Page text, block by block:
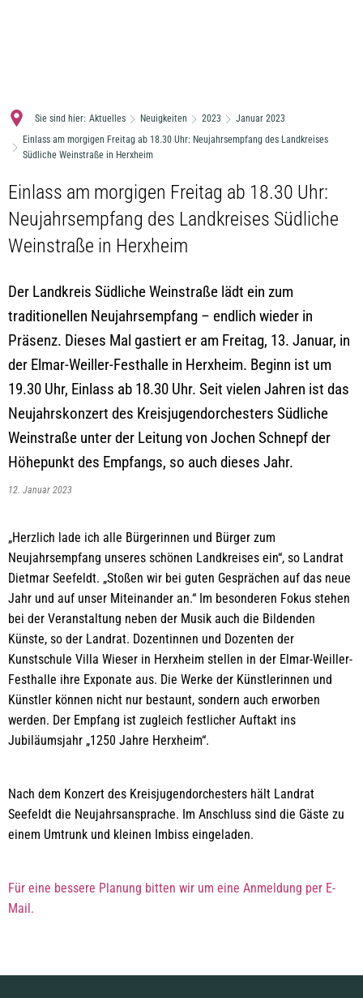
Sie sind hier: Aktuelles Neuigkeiten 2023
Januar 2023
Einlass am morgigen Freitag ab 18.30 Uhr: Neujahrsempfang des Landkreises
Südliche Weinstraße in Herxheim
Einlass am morgigen Freitag ab 18.30 Uhr:
Neujahrsempfang des Landkreises Südliche
Weinstraße in Herxheim
Der Landkreis Südliche Weinstraße lädt ein zum
traditionellen Neujahrsempfang – endlich wieder in
Präsenz. Dieses Mal gastiert er am Freitag, 13. Januar, in
der Elmar-Weiller-Festhalle in Herxheim. Beginn ist um
19.30 Uhr, Einlass ab 18.30 Uhr. Seit vielen Jahren ist das
Neujahrskonzert des Kreisjugendorchesters Südliche
Weinstraße unter der Leitung von Jochen Schnepf der
Höhepunkt des Empfangs, so auch dieses Jahr.
12. Januar 2023
„Herzlich lade ich alle Bürgerinnen und Bürger zum
Neujahrsempfang unseres schönen Landkreises ein“, so Landrat
Dietmar Seefeldt. „Stoßen wir bei guten Gesprächen auf das neue
Jahr und auf unser Miteinander an.“ Im besonderen Fokus stehen
bei der Veranstaltung neben der Musik auch die Bildenden
Künste, so der Landrat. Dozentinnen und Dozenten der
Kunstschule Villa Wieser in Herxheim stellen in der Elmar-Weiller-
Festhalle ihre Exponate aus. Die Werke der Künstlerinnen und
Künstler können nicht nur bestaunt, sondern auch erworben
werden. Der Empfang ist zugleich festlicher Auftakt ins
Jubiläumsjahr „1250 Jahre Herxheim“.
Nach dem Konzert des Kreisjugendorchesters hält Landrat
Seefeldt die Neujahrsansprache. Im Anschluss sind die Gäste zu
einem Umtrunk und kleinen Imbiss eingeladen.
Für eine bessere Planung bitten wir um eine Anmeldung per E-
Mail.